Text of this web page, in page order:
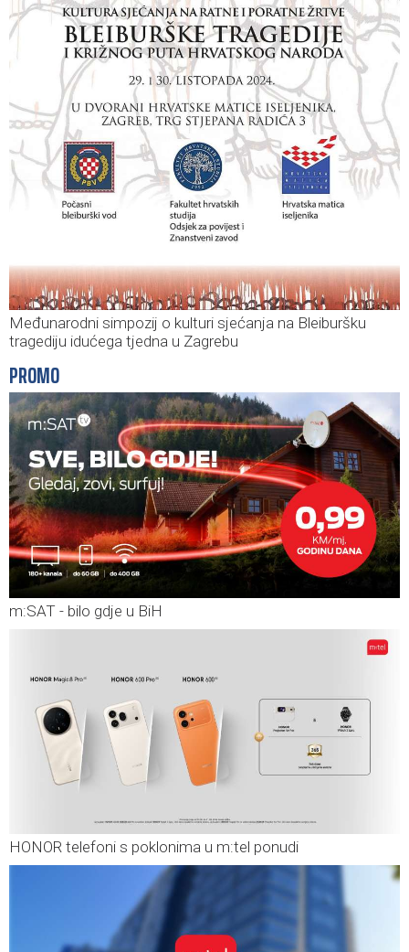
Međunarodni simpozij o kulturi sjećanja na Bleiburšku
tragediju idućega tjedna u Zagrebu
PROMO
m:SAT - bilo gdje u BiH
HONOR telefoni s poklonima u m:tel ponudi